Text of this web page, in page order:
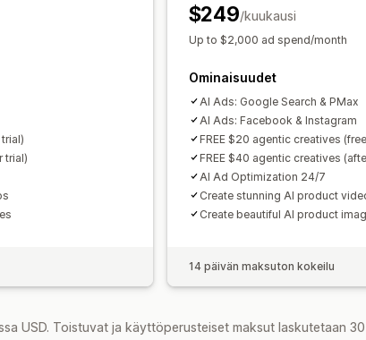
trial)
$249/kuukausi
Up to $2,000 ad spend/month
Ominaisuudet
AI Ads: Google Search & PMax
AI Ads: Facebook & Instagram
FREE $20 agentic creatives
FREE $40 agentic creatives
AI Ad Optimization 24/7
Create stunning AI product
Create beautiful AI product
14 päivän maksuton kokeilu
USD. Toistuvat ja käyttöperusteiset maksut laskutetaan